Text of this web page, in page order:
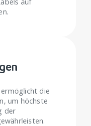
die
um höchste
der